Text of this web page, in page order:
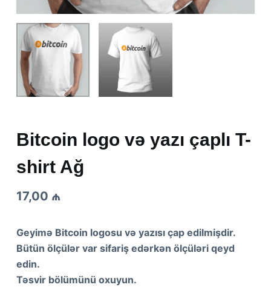
Bitcoin logo və yazı çaplı T-
shirt Ağ
17,00 ₼
Geyimə Bitcoin logosu və yazısı çap edilmişdir.
Bütün ölçülər var sifariş edərkən ölçüləri qeyd
edin.
Təsvir bölümünü oxuyun.